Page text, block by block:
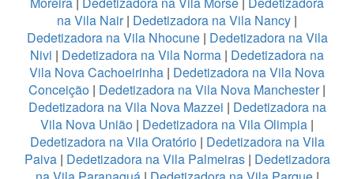
na Vila Nair| Dedetizadora na Vila Nancy |
Dedetizadora na Vila Nhocune| Dedetizadora na Vila
Nivi | Dedetizadora na Vila Norma | Dedetizadora na
Vila Nova Cachoeirinha | Dedetizadora na Vila Nova
Conceição | Dedetizadora na Vila Nova Manchester|
Dedetizadora na Vila Nova Mazzei | Dedetizadora na
Vila Nova União | Dedetizadora na Vila Olimpia |
Dedetizadora na Vila Oratório| Dedetizadora na Vila
Paiva| Dedetizadora na Vila Palmeiras| Dedetizadora